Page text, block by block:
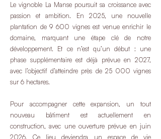
Le vignoble La Manse poursuit sa croissance avec
passion et ambition. En 2025, une nouvelle
plantation de 9 600 vignes est venue enrichir le
domaine, marquant une étape clé de notre
développement. Et ce n’est qu’un début : une
phase supplémentaire est déjà prévue en 2027,
avec l’objectif d’atteindre près de 25 000 vignes
sur 6 hectares.
Pour accompagner cette expansion, un tout
nouveau bâtiment est actuellement en
construction, avec une ouverture prévue en juin
2026. Ce lieu deviendra un espace de vie